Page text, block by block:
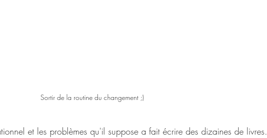
Sortir de la routine du changement ;)
et les problèmes qu'il suppose a fait écrire des dizaines de livres.